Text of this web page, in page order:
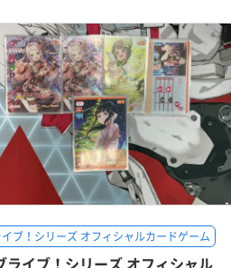
ブ！シリーズ オフィシャルカードゲーム
ライブ！シリーズ オフィシャル